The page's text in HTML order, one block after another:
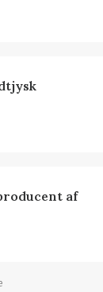
af